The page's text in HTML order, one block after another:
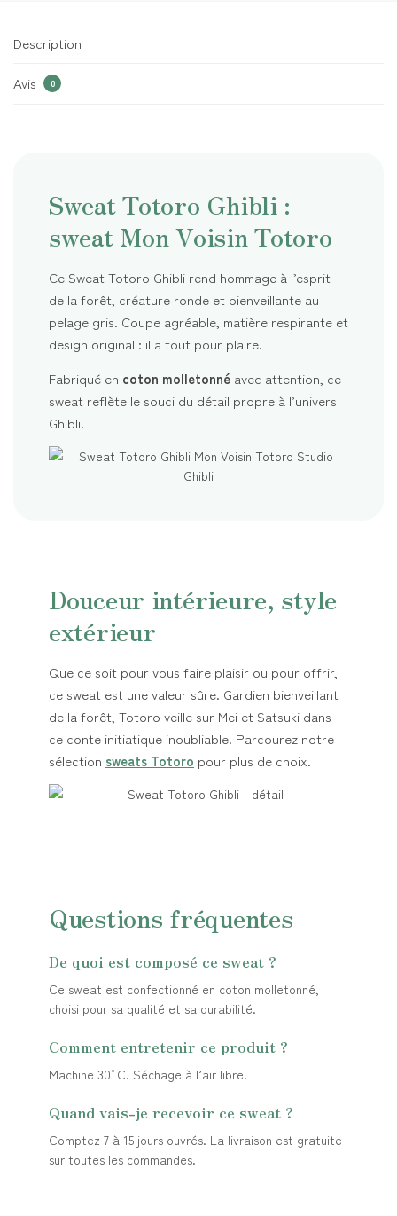
Description
Avis 0
Sweat Totoro Ghibli :
sweat Mon Voisin Totoro
Ce Sweat Totoro Ghibli rend hommage à l’esprit
de la forêt, créature ronde et bienveillante au
pelage gris. Coupe agréable, matière respirante et
design original : il a tout pour plaire.
Fabriqué en coton molletonné avec attention, ce
sweat reflète le souci du détail propre à l’univers
Ghibli.
Douceur intérieure, style
extérieur
Que ce soit pour vous faire plaisir ou pour offrir,
ce sweat est une valeur sûre. Gardien bienveillant
de la forêt, Totoro veille sur Mei et Satsuki dans
ce conte initiatique inoubliable. Parcourez notre
sélection sweats Totoro pour plus de choix.
Questions fréquentes
De quoi est composé ce sweat ?
Ce sweat est confectionné en coton molletonné,
choisi pour sa qualité et sa durabilité.
Comment entretenir ce produit ?
Machine 30°C. Séchage à l’air libre.
Quand vais-je recevoir ce sweat ?
Comptez 7 à 15 jours ouvrés. La livraison est gratuite
sur toutes les commandes.